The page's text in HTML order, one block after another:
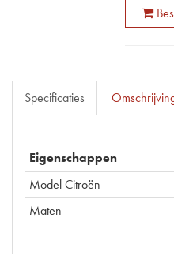
Specificaties
Eigenschappen
Model Citroën
Maten